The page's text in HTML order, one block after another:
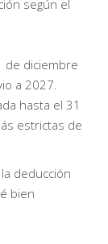
según el
de diciembre
a 2027.
hasta el 31
estrictas de
deducción
bien